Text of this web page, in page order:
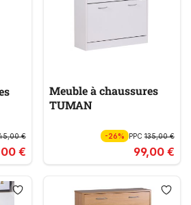
€
€
Meuble à chaussures
TUMAN
-26% PPC135,00 €
99,00 €